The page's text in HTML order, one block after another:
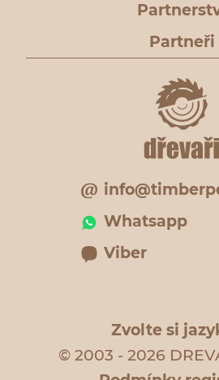
Partneři
Whatsapp
Viber
Zvolte si
© 2003 - 2026